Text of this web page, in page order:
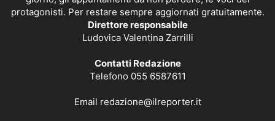
protagonisti. Per restare sempre aggiornati gratuitamente.
Direttore responsabile
Ludovica Valentina Zarrilli
Contatti Redazione
Telefono 055 6587611
Email redazione@ilreporter.it